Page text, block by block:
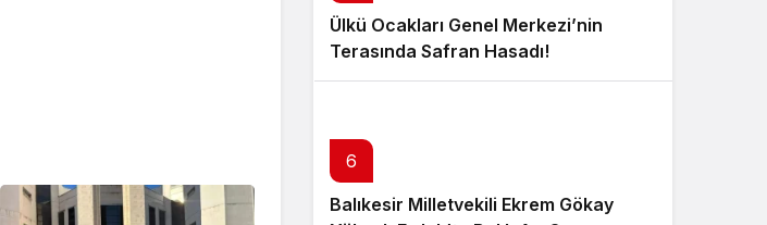
Ülkü Ocakları Genel Merkezi’nin
Terasında Safran Hasadı!
6
Balıkesir Milletvekili Ekrem Gökay